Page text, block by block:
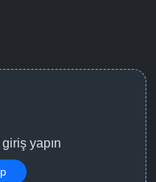
yapın